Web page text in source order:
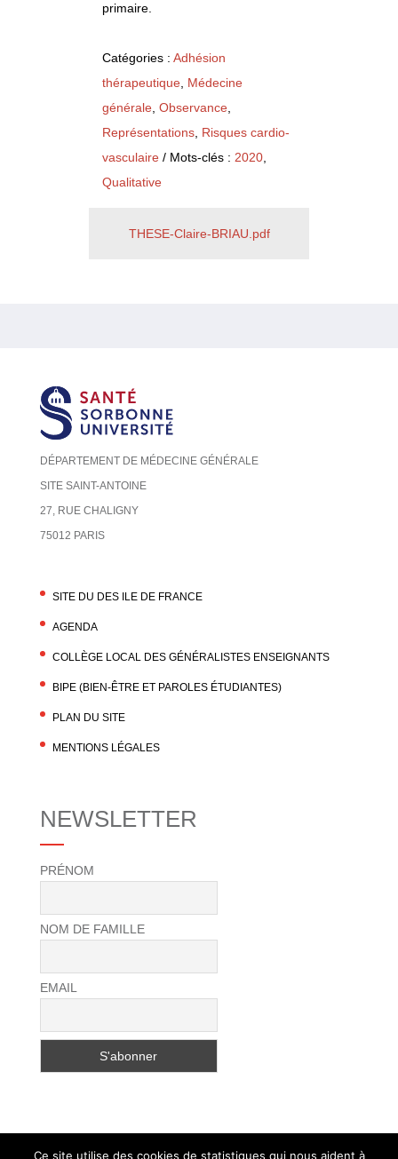
primaire.
Catégories : Adhésion
thérapeutique Médecine
générale Observance
Représentations Risques cardio-
vasculaire / Mots-clés : 2020
Qualitative
THESE-Claire-BRIAU.pdf
DÉPARTEMENT DE MÉDECINE GÉNÉRALE
SITE SAINT-ANTOINE
27, RUE CHALIGNY
75012 PARIS
SITE DU DES ILE DE FRANCE
AGENDA
COLLÈGE LOCAL DES GÉNÉRALISTES ENSEIGNANTS
BIPE (BIEN-ÊTRE ET PAROLES ÉTUDIANTES)
PLAN DU SITE
MENTIONS LÉGALES
NEWSLETTER
PRÉNOM
NOM DE FAMILLE
EMAIL
Ce site utilise des cookies de statistiques qui nous aident à